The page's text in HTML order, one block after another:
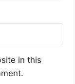
in this